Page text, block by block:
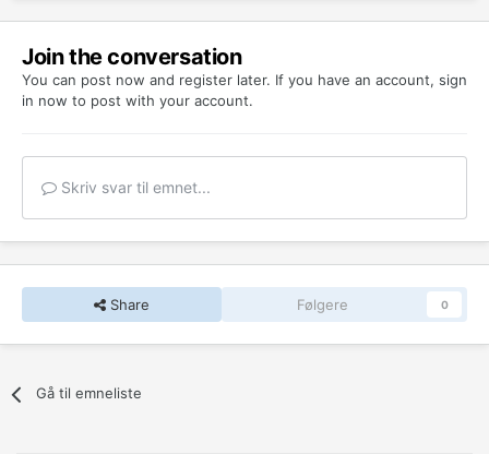
Join the conversation
You can post now and register later. If you have an account, sign
in now to post with your account.
Skriv svar til emnet...
Share Følgere 0
Gå til emneliste